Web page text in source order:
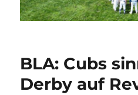
BLA: Cubs
Derby auf